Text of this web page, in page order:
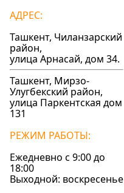
АДРЕС:
Ташкент, Чиланзарский
район,
улица Арнасай, дом 34.
Ташкент, Мирзо-
Улугбекский район,
улица Паркентская дом
131
РЕЖИМ РАБОТЫ:
Ежедневно с 9:00 до
18:00
Выходной: воскресенье